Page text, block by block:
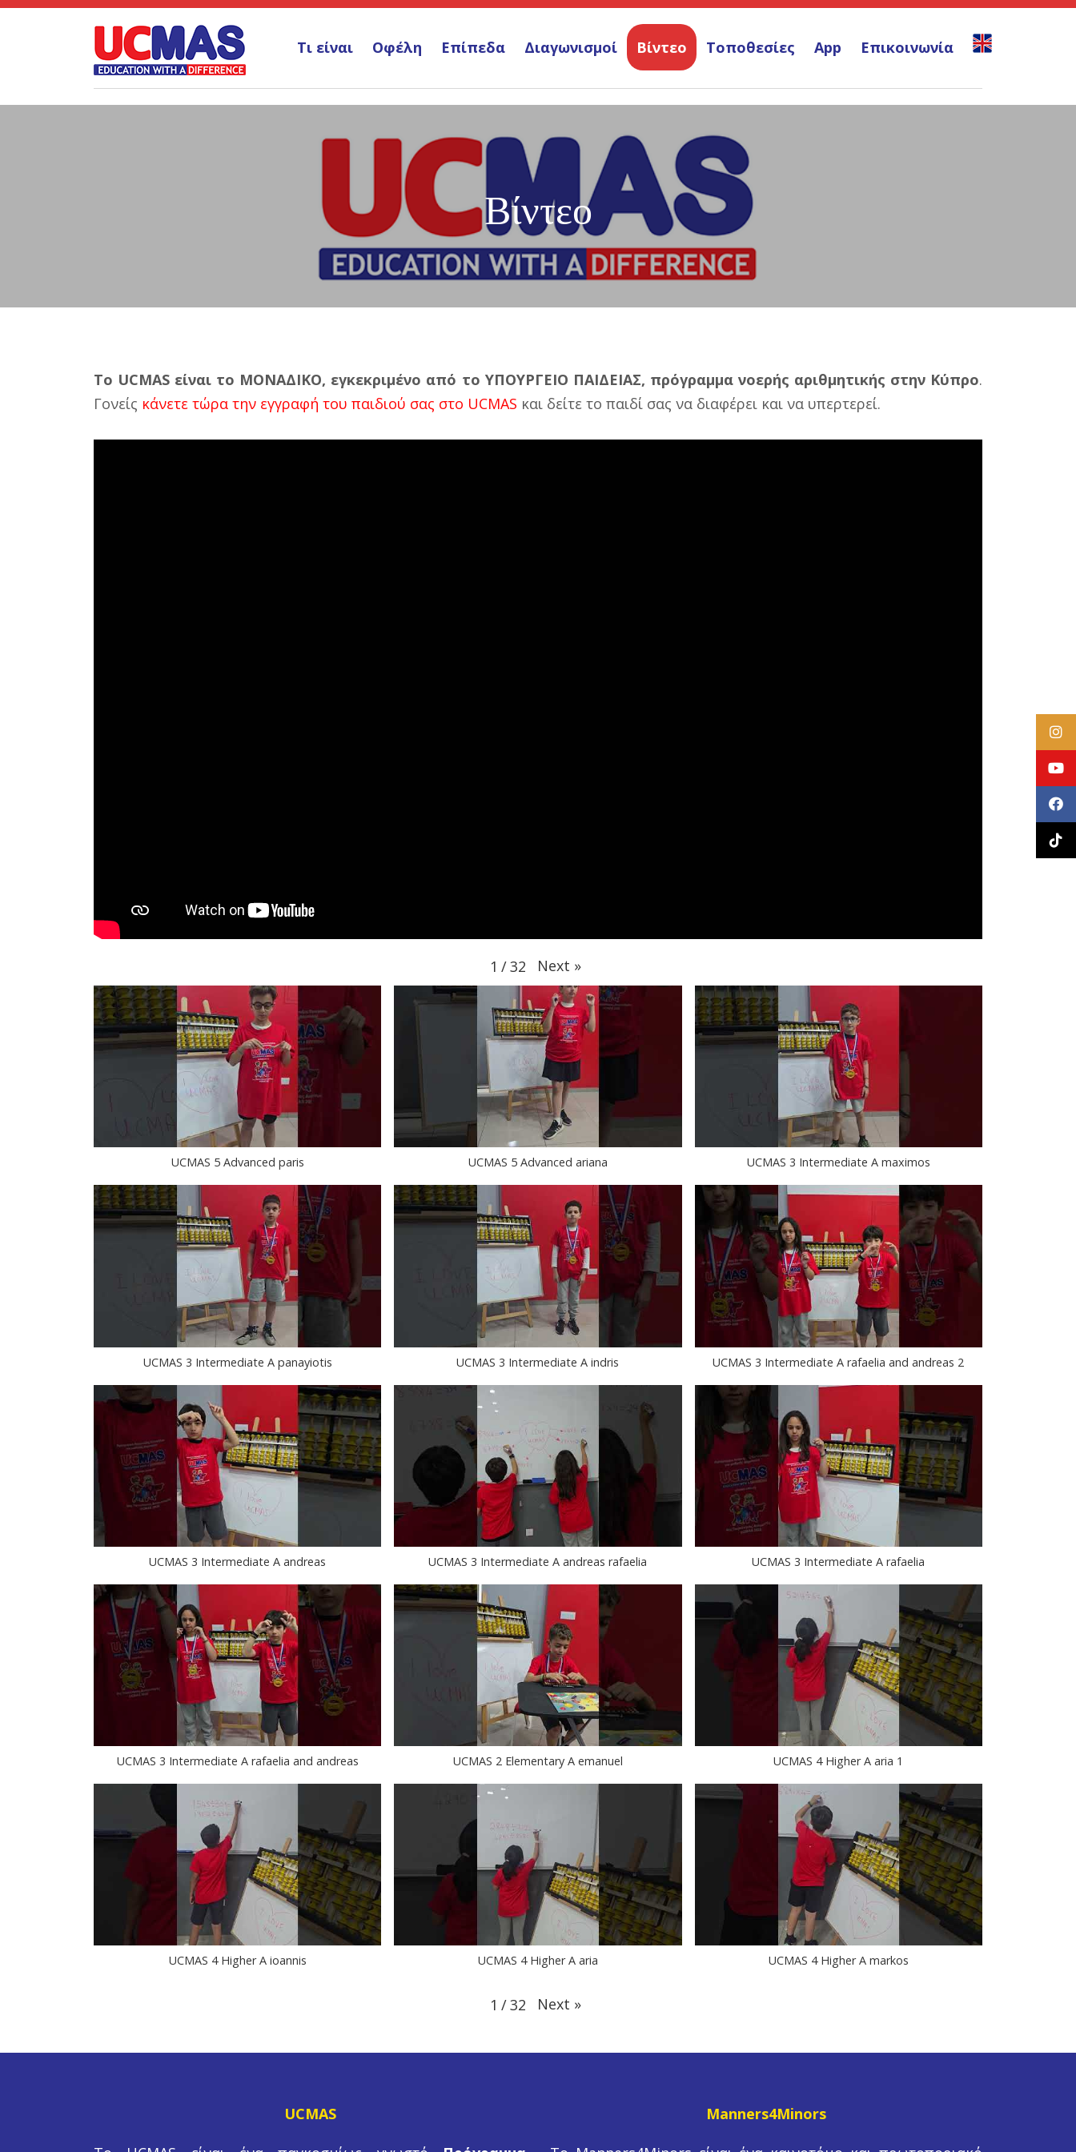
Τι είναι Οφέλη Επίπεδα Διαγωνισμοί Βίντεο Τοποθεσίες App Επικοινωνία
Βίντεο
Το UCMAS είναι το ΜΟΝΑΔΙΚΟ, εγκεκριμένο από το ΥΠΟΥΡΓΕΙΟ ΠΑΙΔΕΙΑΣ, πρόγραμμα νοερής αριθμητικής στην Κύπρο.
Γονείς κάνετε τώρα την εγγραφή του παιδιού σας στο UCMAS και δείτε το παιδί σας να διαφέρει και να υπερτερεί.
1 /32 Next »
UCMAS 5 Advanced paris UCMAS 5 Advanced ariana UCMAS 3 Intermediate A maximos
UCMAS 3 Intermediate A panayiotis UCMAS 3 Intermediate A indris UCMAS 3 Intermediate A rafaelia and andreas 2
UCMAS 3 Intermediate A andreas UCMAS 3 Intermediate A andreas rafaelia UCMAS 3 Intermediate A rafaelia
UCMAS 3 Intermediate A rafaelia and andreas UCMAS 2 Elementary A emanuel UCMAS 4 Higher A aria 1
UCMAS 4 Higher A ioannis UCMAS 4 Higher A aria UCMAS 4 Higher A markos
1 /32 Next »
UCMAS Manners4Minors